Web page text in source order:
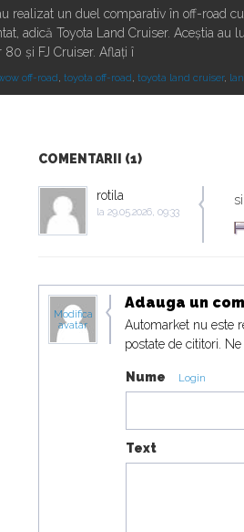
realizat un duel comparativ în off-road
adică Toyota Land Cruiser. Aceștia au
și FJ Cruiser. Aflați î
off-road, toyota off-road, toyota land cruiser,
COMENTARII (1)
rotila
la 29.05.2026, 09:33
Modifica
avatar
Adauga un
Automarket nu este
postate de cititori.
Nume Login
Text